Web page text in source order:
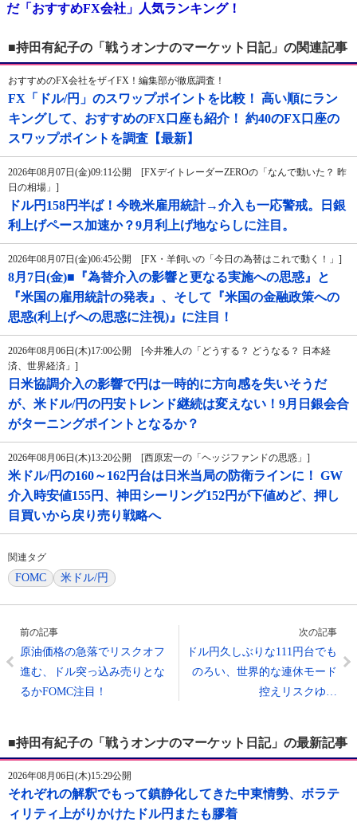
だ「おすすめFX会社」人気ランキング！
■持田有紀子の「戦うオンナのマーケット日記」の関連記事
おすすめのFX会社をザイFX！編集部が徹底調査！
FX「ドル/円」のスワップポイントを比較！ 高い順にラン
キングして、おすすめのFX口座も紹介！ 約40のFX口座の
スワップポイントを調査【最新】
2026年08月07日(金)09:11公開 [FXデイトレーダーZEROの「なんで動いた？ 昨
日の相場」]
ドル円158円半ば！今晩米雇用統計→介入も一応警戒。日銀
利上げペース加速か？9月利上げ地ならしに注目。
2026年08月07日(金)06:45公開 [FX・羊飼いの「今日の為替はこれで動く！」]
8月7日(金)■『為替介入の影響と更なる実施への思惑』と
『米国の雇用統計の発表』、そして『米国の金融政策への
思惑(利上げへの思惑に注視)』に注目！
2026年08月06日(木)17:00公開 [今井雅人の「どうする？ どうなる？ 日本経
済、世界経済」]
日米協調介入の影響で円は一時的に方向感を失いそうだ
が、米ドル/円の円安トレンド継続は変えない！9月日銀会合
がターニングポイントとなるか？
2026年08月06日(木)13:20公開 [西原宏一の「ヘッジファンドの思惑」]
米ドル/円の160～162円台は日米当局の防衛ラインに！ GW
介入時安値155円、神田シーリング152円が下値めど、押し
目買いから戻り売り戦略へ
関連タグ
FOMC 米ドル/円
前の記事
原油価格の急落でリスクオフ
進む、ドル突っ込み売りとな
るかFOMC注目！
次の記事
ドル円久しぶりな111円台でも
のろい、世界的な連休モード
控えリスクゆ…
■持田有紀子の「戦うオンナのマーケット日記」の最新記事
2026年08月06日(木)15:29公開
それぞれの解釈でもって鎮静化してきた中東情勢、ボラテ
ィリティ上がりかけたドル円またも膠着